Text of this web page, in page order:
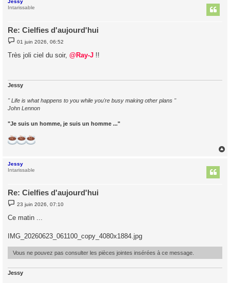
Intarissable
Re: Cielfies d'aujourd'hui
M
e
s
s
01 juin 2026, 06:52
Très joli ciel du soir, @Ray-J !!
Jessy
" Life is what happens to you while you're busy making other plans "
John Lennon
"Je suis un homme, je suis un homme ..."
Jessy
Intarissable
Re: Cielfies d'aujourd'hui
M
e
s
g
e
23 juin 2026, 07:10
Ce matin ...
IMG_20260623_061100_copy_4080x1884.jpg
Vous ne pouvez pas consulter les pièces jointes insérées à ce message.
Jessy